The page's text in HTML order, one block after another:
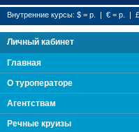
Туроператор нового
Внутренние курсы: $ = р. | € = р. | £
Личный кабинет
Главная
О туроператоре
Агентствам
Речные круизы